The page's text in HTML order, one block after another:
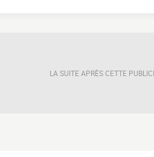
LA SUITE APRÈS CETTE